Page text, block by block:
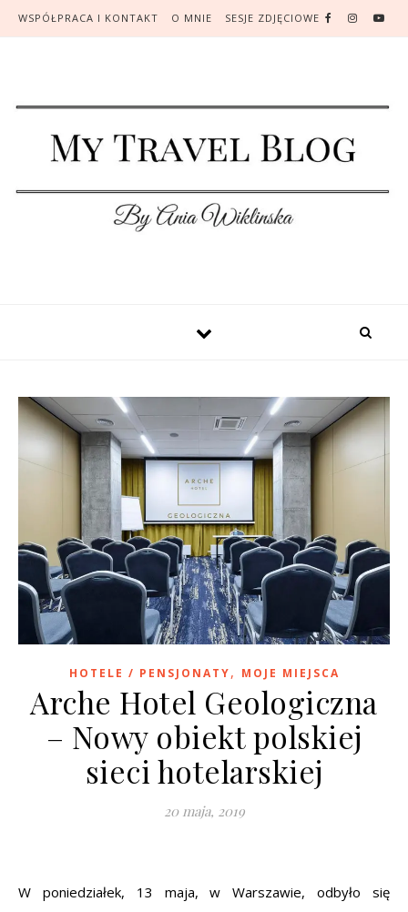
WSPÓŁPRACA I KONTAKT O MNIE SESJE ZDJĘCIOWE
HOTELE / PENSJONATY, MOJE MIEJSCA
Arche Hotel Geologiczna
– Nowy obiekt polskiej
sieci hotelarskiej
20 maja, 2019
W poniedziałek, 13 maja, w Warszawie, odbyło się